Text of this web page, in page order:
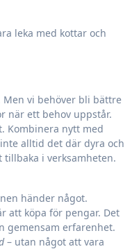
leka med kottar och
Men vi behöver bli bättre
när ett behov uppstår.
Kombinera nytt med
alltid det där dyra och
i verksamheten.
händer något.
att köpa för pengar. Det
gemensam erfarenhet.
– utan något att vara